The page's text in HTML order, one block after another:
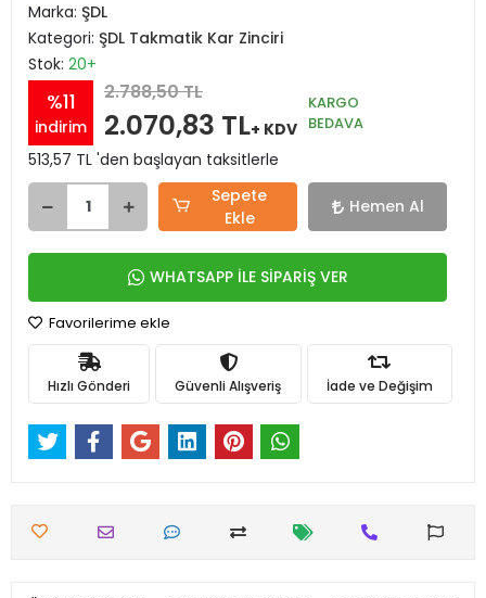
Marka: ŞDL
Kategori: ŞDL Takmatik Kar Zinciri
Stok: 20+
%11
indirim
2.788,50 TL
2.070,83 TL+ KDV
KARGO
BEDAVA
513,57 TL 'den başlayan taksitlerle
Sepete
Ekle
Hemen Al
WHATSAPP İLE SİPARİŞ VER
Favorilerime ekle
Hızlı Gönderi Güvenli Alışveriş İade ve Değişim